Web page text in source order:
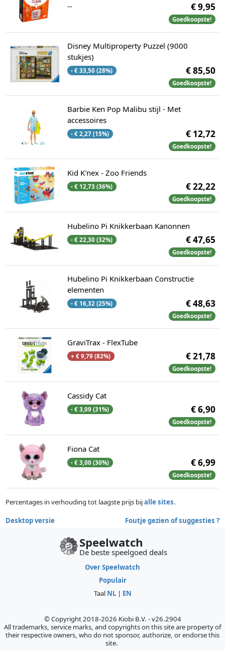
--
€ 9,95
Goedkoopste!
Disney Multiproperty Puzzel (9000
stukjes)
- € 33,50 (28%) € 85,50
Goedkoopste!
Barbie Ken Pop Malibu stijl - Met
accessoires
- € 2,27 (15%) € 12,72
Goedkoopste!
Kid K'nex - Zoo Friends
- € 12,73 (36%) € 22,22
Goedkoopste!
Hubelino Pi Knikkerbaan Kanonnen
- € 22,30 (32%) € 47,65
Goedkoopste!
Hubelino Pi Knikkerbaan Constructie
elementen
- € 16,32 (25%) € 48,63
Goedkoopste!
GraviTrax - FlexTube
+ € 9,79 (82%) € 21,78
Goedkoopste!
Cassidy Cat
- € 3,09 (31%) € 6,90
Goedkoopste!
Fiona Cat
- € 3,00 (30%) € 6,99
Goedkoopste!
Percentages in verhouding tot laagste prijs bijalle sites.
Desktop versie Foutje gezien of suggesties ?
Speelwatch
De beste speelgoed deals
Over Speelwatch
Populair
Taal NL| EN
© Copyright 2018-2026 Kiobi B.V. - v26.2904
All trademarks, service marks, and copyrights on this site are property of
their respective owners, who do not sponsor, authorize, or endorse this
site.